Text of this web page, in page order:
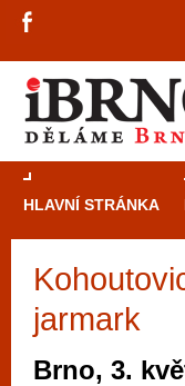
HLAVNÍ STRÁNKA
jarmark
Brno, 3.